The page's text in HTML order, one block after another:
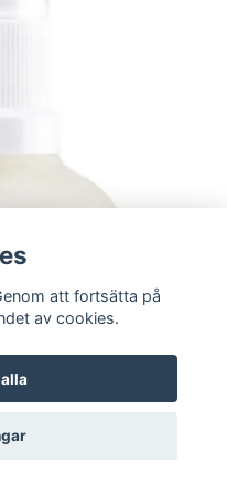
att fortsätta på
av cookies.